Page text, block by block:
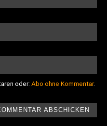
oder:Abo ohne Kommentar.